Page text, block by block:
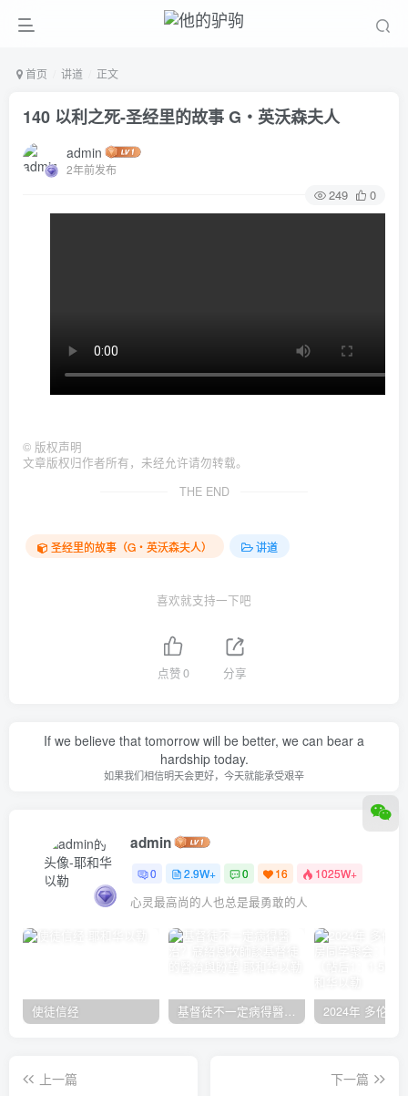
首页 讲道 正文
140 以利之死-圣经里的故事 G‧英沃森夫人
admin
2年前发布
249 0
© 版权声明
文章版权归作者所有，未经允许请勿转载。
THE END
圣经里的故事（G‧英沃森夫人） 讲道
喜欢就支持一下吧
点赞0 分享
If we believe that tomorrow will be better, we can bear a
hardship today.
如果我们相信明天会更好，今天就能承受艰辛
admin
0 2.9W+ 0 16 1025W+
心灵最高尚的人也总是最勇敢的人
使徒信经 基督徒不一定病得醫治？寇紹恩牧師談基督徒的醫治與盼望
上一篇
下一篇